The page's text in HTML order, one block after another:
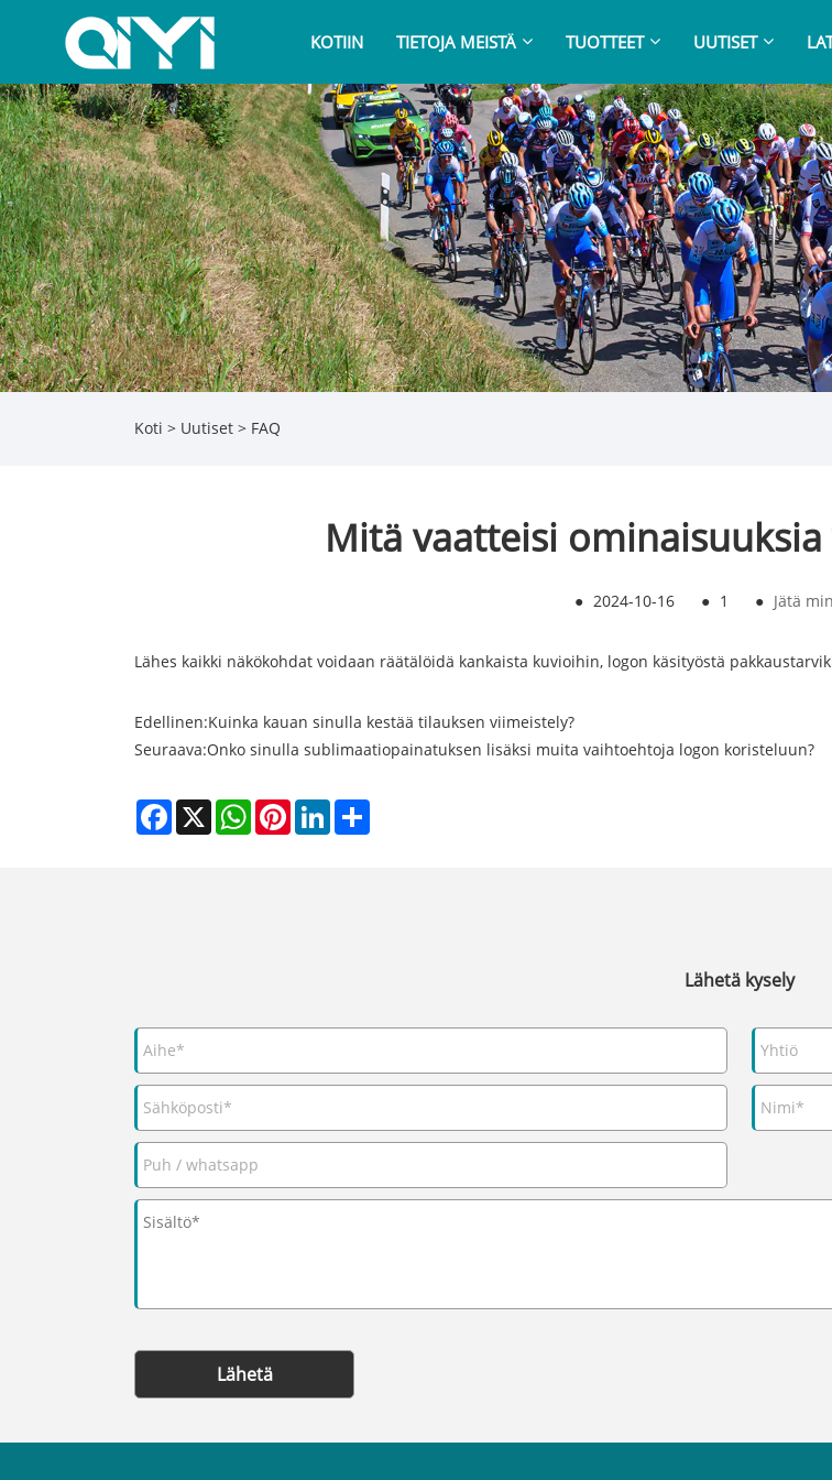
KOTIIN TIETOJA MEISTÄ TUOTTEET UUTISET
Koti > Uutiset > FAQ
Mitä vaatteisi
● 2024-10-16 ● 1 ● Jätä
Lähes kaikki näkökohdat voidaan räätälöidä kankaista kuvioihin, logon käsityöstä
Edellinen:Kuinka kauan sinulla kestää tilauksen viimeistely?
Seuraava:Onko sinulla sublimaatiopainatuksen lisäksi muita vaihtoehtoja logon koristeluun?
Facebook
X WhatsAppPinterestLinkedIn
Lähetä kysely
Lähetä